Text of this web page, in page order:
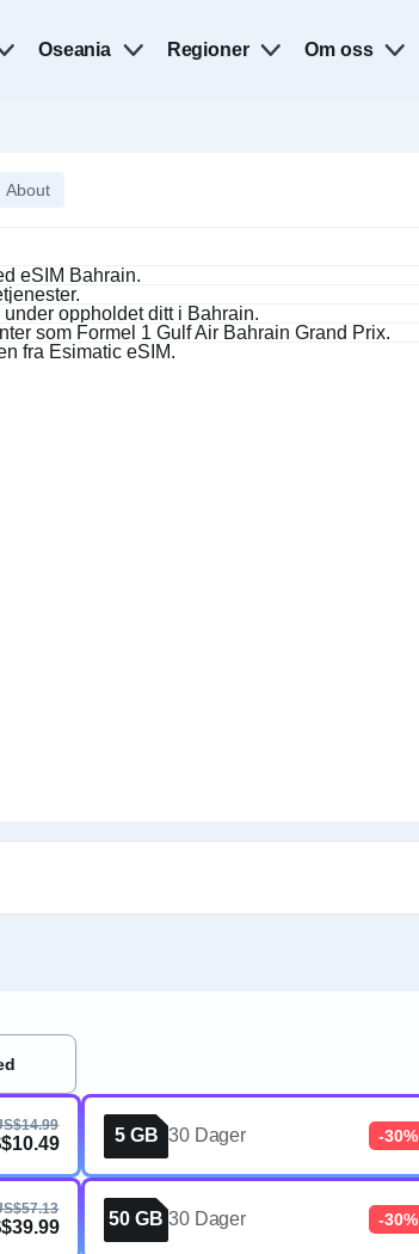
Oseania Regioner Om oss
About
eSIM Bahrain.
oppholdet ditt i Bahrain.
som Formel 1 Gulf Air Bahrain Grand Prix.
fra Esimatic eSIM.
5 GB 30 Dager -30%
50 GB 30 Dager -30%